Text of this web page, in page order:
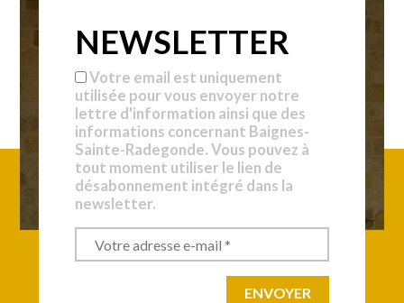
NEWSLETTER
Votre email est uniquement
utilisée pour vous envoyer notre
lettre d'information ainsi que des
informations concernant Baignes-
Sainte-Radegonde. Vous pouvez à
tout moment utiliser le lien de
désabonnement intégré dans la
newsletter.